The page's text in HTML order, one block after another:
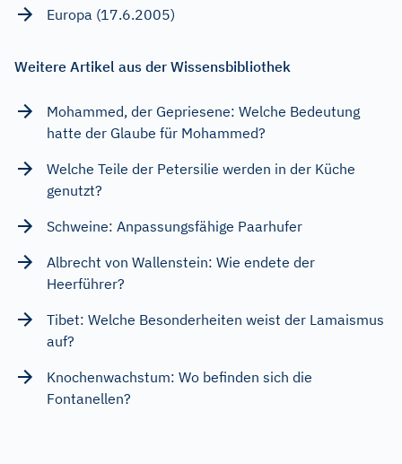
Europa (17.6.2005)
Weitere Artikel aus der Wissensbibliothek
Mohammed, der Gepriesene: Welche Bedeutung
hatte der Glaube für Mohammed?
Welche Teile der Petersilie werden in der Küche
genutzt?
Schweine: Anpassungsfähige Paarhufer
Albrecht von Wallenstein: Wie endete der
Heerführer?
Tibet: Welche Besonderheiten weist der Lamaismus
auf?
Knochenwachstum: Wo befinden sich die
Fontanellen?